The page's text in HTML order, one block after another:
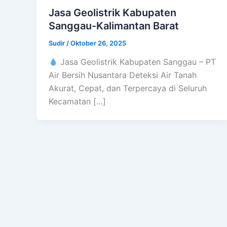
Jasa Geolistrik Kabupaten
Sanggau-Kalimantan Barat
Sudir /Oktober 26, 2025
Jasa Geolistrik Kabupaten Sanggau – PT
Air Bersih Nusantara Deteksi Air Tanah
Akurat, Cepat, dan Terpercaya di Seluruh
Kecamatan […]